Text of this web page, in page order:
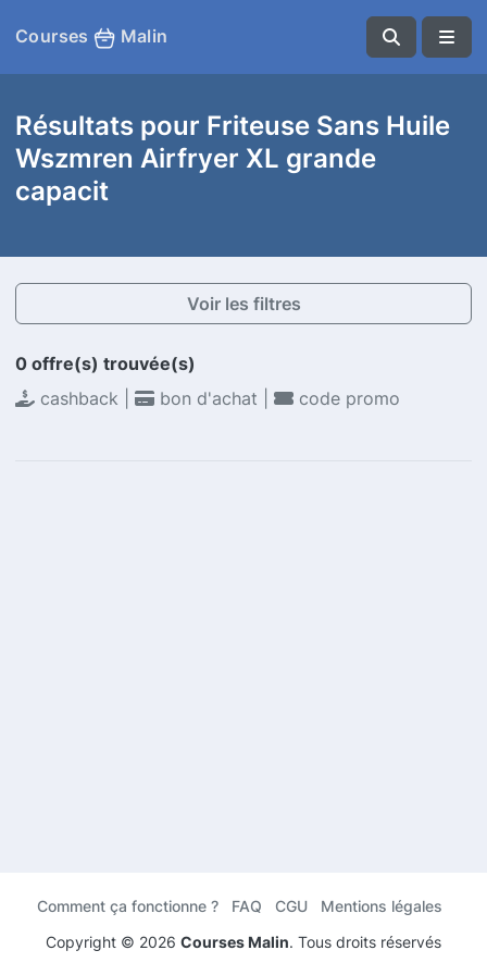
Courses Malin
Résultats pour Friteuse Sans Huile
Wszmren Airfryer XL grande
capacit
Voir les filtres
0 offre(s) trouvée(s)
cashback |
bon d'achat | code promo
Comment ça fonctionne ? FAQ CGU
Mentions légales
Copyright © 2026 Courses Malin. Tous droits réservés